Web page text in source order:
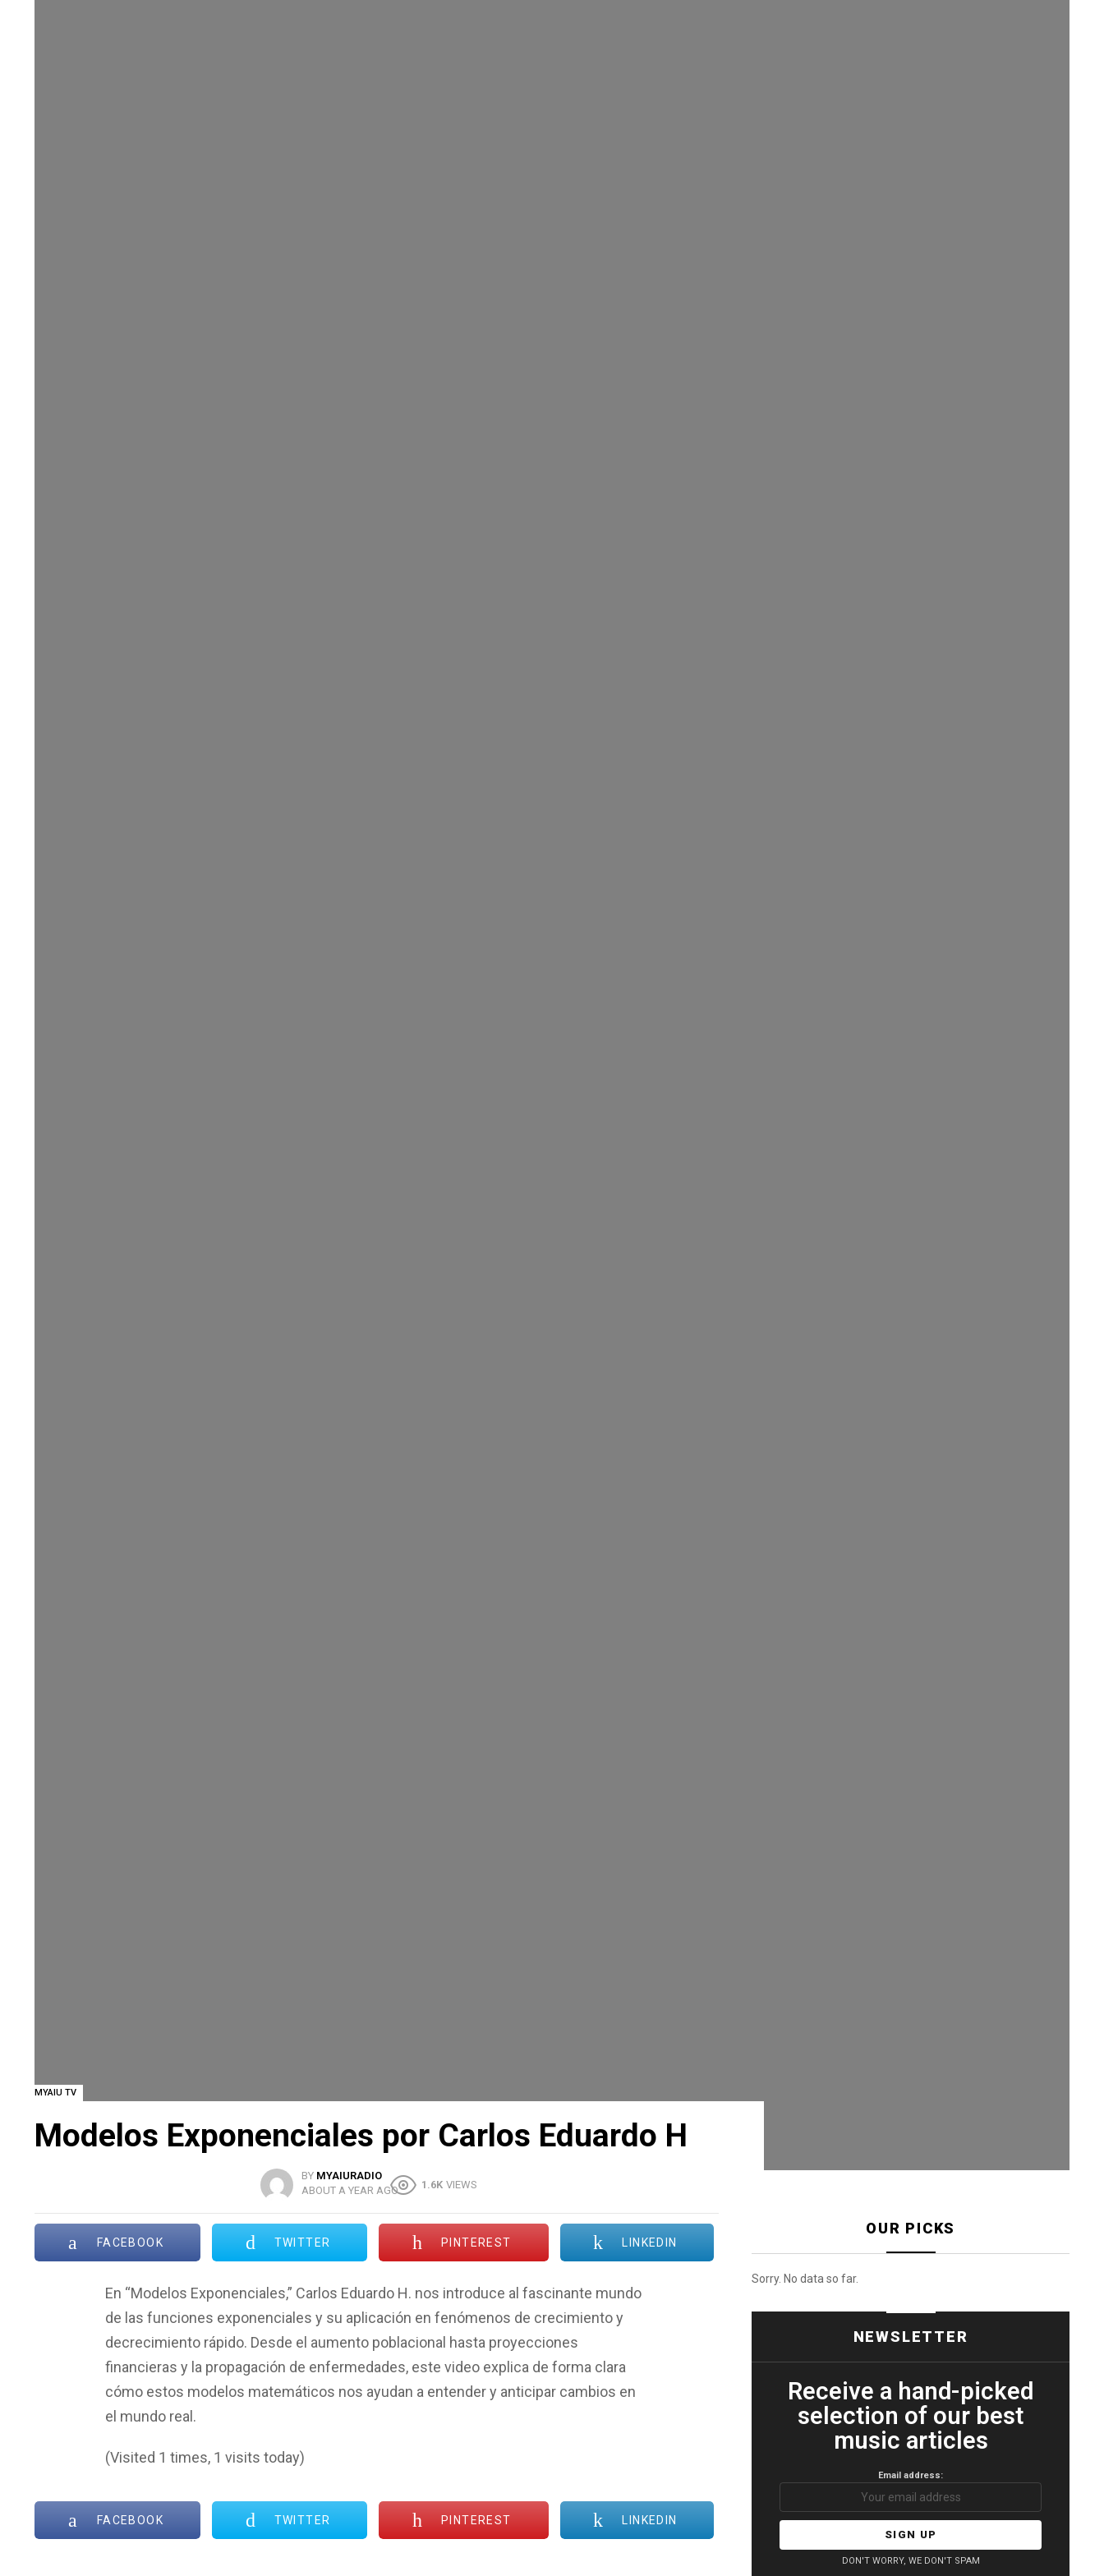
MYAIU TV
Modelos Exponenciales por Carlos Eduardo H
BY MYAIURADIO
ABOUT A YEAR AGO
1.6K VIEWS
FACEBOOK TWITTER PINTEREST LINKEDIN
En “Modelos Exponenciales,” Carlos Eduardo H. nos introduce al fascinante mundo
de las funciones exponenciales y su aplicación en fenómenos de crecimiento y
decrecimiento rápido. Desde el aumento poblacional hasta proyecciones
financieras y la propagación de enfermedades, este video explica de forma clara
cómo estos modelos matemáticos nos ayudan a entender y anticipar cambios en
el mundo real.
(Visited 1 times, 1 visits today)
FACEBOOK TWITTER PINTEREST LINKEDIN
OUR PICKS
Sorry. No data so far.
NEWSLETTER
Receive a hand-picked
selection of our best
music articles
Email address:
DON'T WORRY, WE DON'T SPAM